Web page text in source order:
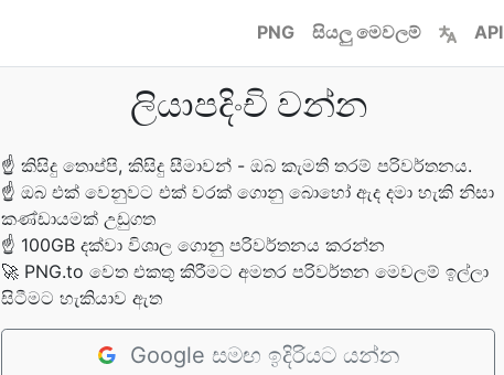
PNG සියලු මෙවලම් API
ලියාපදිංචි වන්න
☝ කිසිදු තොප්පි, කිසිදු සීමාවන් - ඔබ කැමති තරම් පරිවර්තනය.
☝ ඔබ එක් වෙනුවට එක් වරක් ගොනු බොහෝ ඇද දමා හැකි නිසා
කණ්ඩායමක් උඩුගත
☝ 100GB දක්වා විශාල ගොනු පරිවර්තනය කරන්න
🚀 PNG.to වෙත එකතු කිරීමට අමතර පරිවර්තන මෙවලම් ඉල්ලා
සිටීමට හැකියාව ඇත
Google සමඟ ඉදිරියට යන්න